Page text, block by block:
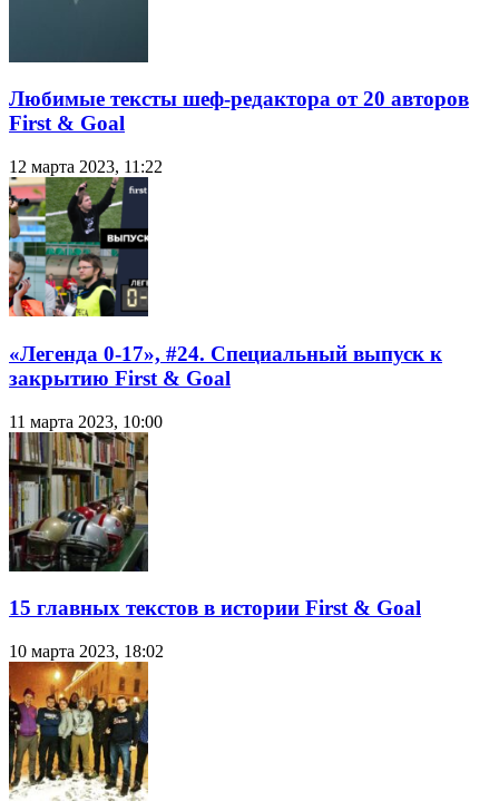
Любимые тексты шеф-редактора от 20 авторов
First & Goal
12 марта 2023, 11:22
«Легенда 0-17», #24. Специальный выпуск к
закрытию First & Goal
11 марта 2023, 10:00
15 главных текстов в истории First & Goal
10 марта 2023, 18:02